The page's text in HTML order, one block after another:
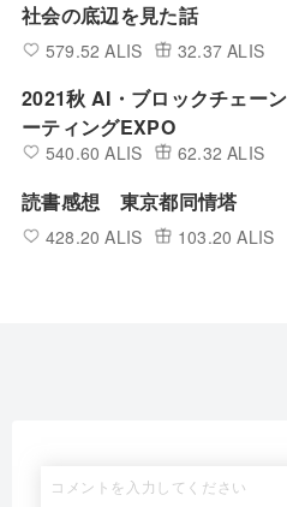
社会の底辺を見た話
579.52 ALIS 32.37 ALIS
2021秋 AI・ブロックチェー
ーティングEXPO
540.60 ALIS 62.32 ALIS
読書感想 東京都同情塔
428.20 ALIS 103.20 ALIS